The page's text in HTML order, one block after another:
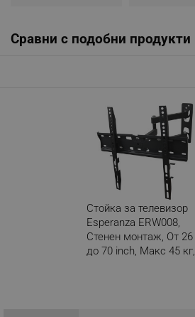
Сравни с подобни продукти
Стойка за телевизор
Esperanza ERW008,
Стенен монтаж, От 26
до 70 inch, Макс 45 кг,